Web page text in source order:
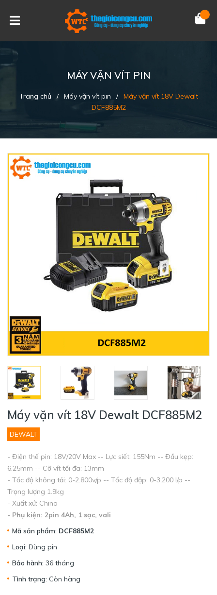
MÁY VẶN VÍT PIN
Trang chủ / Máy vặn vít pin / Máy vặn vít 18V Dewalt
DCF885M2
Máy vặn vít 18V Dewalt DCF885M2
DEWALT
- Điện thế pin: 18V/20V Max -- Lực siết: 155Nm -- Đầu kẹp:
6.25mm -- Cỡ vít tối đa: 13mm
- Tốc độ không tải: 0-2.800v/p -- Tốc độ đập: 0-3,200 I/p --
Trọng lượng 1.9kg
- Xuất xứ: China
- Phụ kiện: 2pin 4Ah, 1 sạc, vali
Mã sản phẩm: DCF885M2
Loại: Dùng pin
Bảo hành: 36 tháng
Tình trạng: Còn hàng